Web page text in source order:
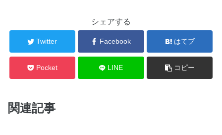
シェアする
Twitter Facebook はてブ
Pocket LINE コピー
関連記事